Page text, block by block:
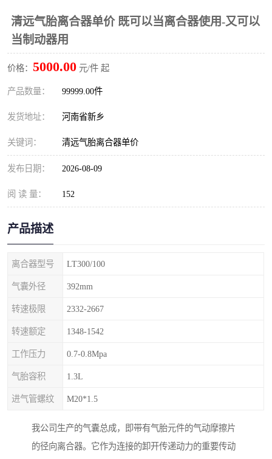
清远气胎离合器单价 既可以当离合器使用-又可以
当制动器用
价格： 5000.00 元/件 起
产品数量： 99999.00件
发货地址： 河南省新乡
关键词： 清远气胎离合器单价
发布日期： 2026-08-09
阅 读 量： 152
产品描述
离合器型号 LT300/100
气囊外径 392mm
转速极限 2332-2667
转速额定 1348-1542
工作压力 0.7-0.8Mpa
气胎容积 1.3L
进气管螺纹 M20*1.5
我公司生产的气囊总成，即带有气胎元件的气动摩擦片
的径向离合器。它作为连接的卸开传递动力的重要传动